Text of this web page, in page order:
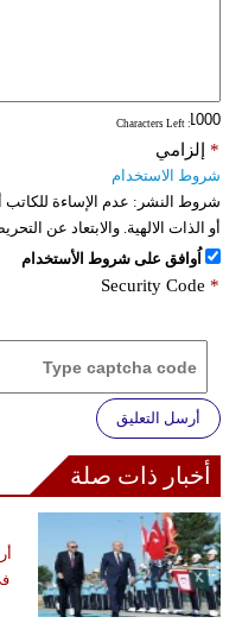
: Characters Left
إلزامي *
شروط الاستخدام
شروط النشر: عدم الإساءة
أو الذات الالهية. والابتعاد عن
اُوافق على شروط الأستخدام
Security Code *
أرسل التعليق
أخبار ذات صلة